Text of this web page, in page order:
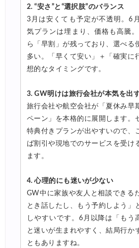
2. “安さ”と“選択肢”のバランス
3月は安くても予定が不透明。6
気プランは埋まり、価格も高騰
ら「早割」が残っており、選べる
多い。「早くて安い」＋「確実に
想的なタイミングです。
3. GW明けは旅行会社が本気を出
旅行会社や航空会社が「夏休み早
ペーン」を本格的に展開します。
特典付きプランが出やすいので、
ば割引や現地でのサービスを受け
ます。
4. 心理的にも迷いが少ない
GW中に家族や友人と相談できる
とき話したし、もう予約しよう」
しやすいです。6月以降は「もう
と迷いが生まれやすく、結局行か
ともありますね。